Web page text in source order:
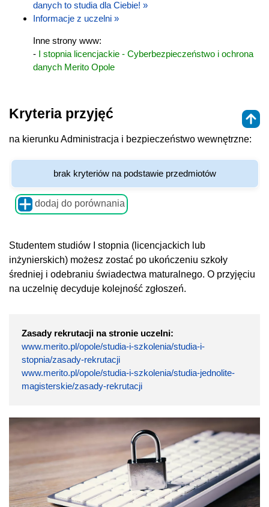
danych to studia dla Ciebie! »
Informacje z uczelni »
Inne strony www:
- I stopnia licencjackie - Cyberbezpieczeństwo i ochrona
danych Merito Opole
Kryteria przyjęć
na kierunku Administracja i bezpieczeństwo wewnętrzne:
brak kryteriów na podstawie przedmiotów
dodaj do porównania
Studentem studiów I stopnia (licencjackich lub
inżynierskich) możesz zostać po ukończeniu szkoły
średniej i odebraniu świadectwa maturalnego. O przyjęciu
na uczelnię decyduje kolejność zgłoszeń.
Zasady rekrutacji na stronie uczelni:
www.merito.pl/opole/studia-i-szkolenia/studia-i-
stopnia/zasady-rekrutacji
www.merito.pl/opole/studia-i-szkolenia/studia-jednolite-
magisterskie/zasady-rekrutacji